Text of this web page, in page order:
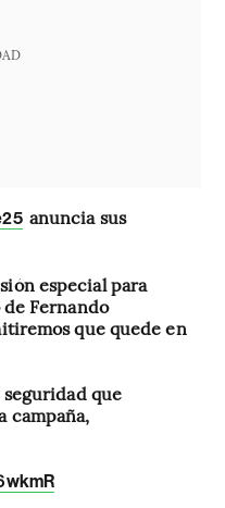
anuncia sus
especial para
Fernando
que quede en
que
campaña,